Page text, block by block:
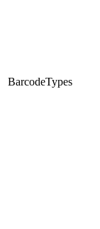
BarcodeTypes